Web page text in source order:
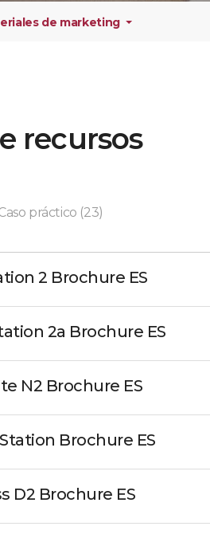
de marketing
recursos
práctico (23)
2 Brochure ES
2a Brochure ES
N2 Brochure ES
Brochure ES
D2 Brochure ES